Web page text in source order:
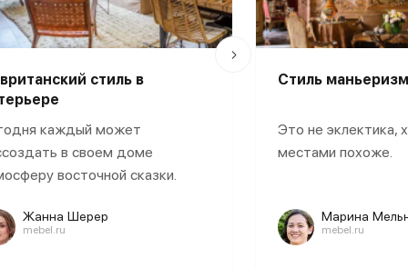
которых бренд строит свой
трендом. При работе с
нормам качества и
можете быть уверенными в том,
стиль в
каждый может
в своем доме
восточной сказки.
Жанна Шерер
mebel.ru
Стиль
Это не эклектика,
местами похоже.
Марина
mebel.ru